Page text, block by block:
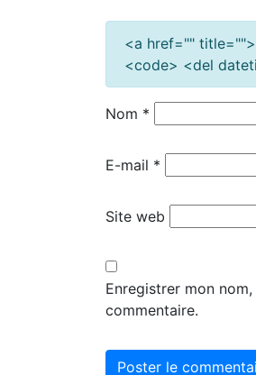
<a href=""
<code> <del
Nom *
E-mail *
Site web
Enregistrer mon
commentaire.